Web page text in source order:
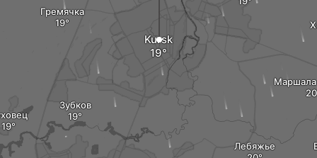
Гремячка
Kursk
Зубков
Лебяжье